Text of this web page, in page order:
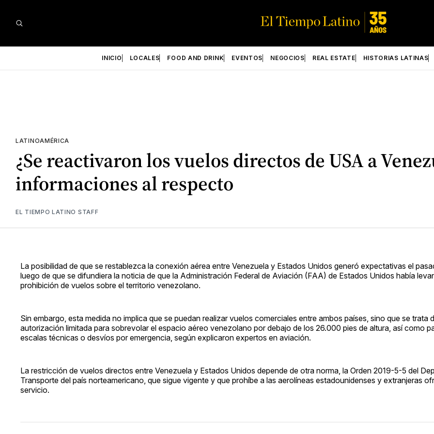
INICIO LOCALES FOOD AND DRINK EVENTOS NEGOCIOS REAL ESTATE HISTORIAS LATINAS
LATINOAMÉRICA
¿Se reactivaron los vuelos directos de USA a
informaciones al respecto
EL TIEMPO LATINO STAFF
La posibilidad de que se restablezca la conexión aérea entre Venezuela y Estados Unidos generó expectativas el
luego de que se difundiera la noticia de que la Administración Federal de Aviación (FAA) de Estados Unidos había
prohibición de vuelos sobre el territorio venezolano.
Sin embargo, esta medida no implica que se puedan realizar vuelos comerciales entre ambos países, sino que se trata
autorización limitada para sobrevolar el espacio aéreo venezolano por debajo de los 26.000 pies de altura, así como
escalas técnicas o desvíos por emergencia, según explicaron expertos en aviación.
La restricción de vuelos directos entre Venezuela y Estados Unidos depende de otra norma, la Orden 2019-5-5 del
Transporte del país norteamericano, que sigue vigente y que prohíbe a las aerolíneas estadounidenses y extranjeras
servicio.